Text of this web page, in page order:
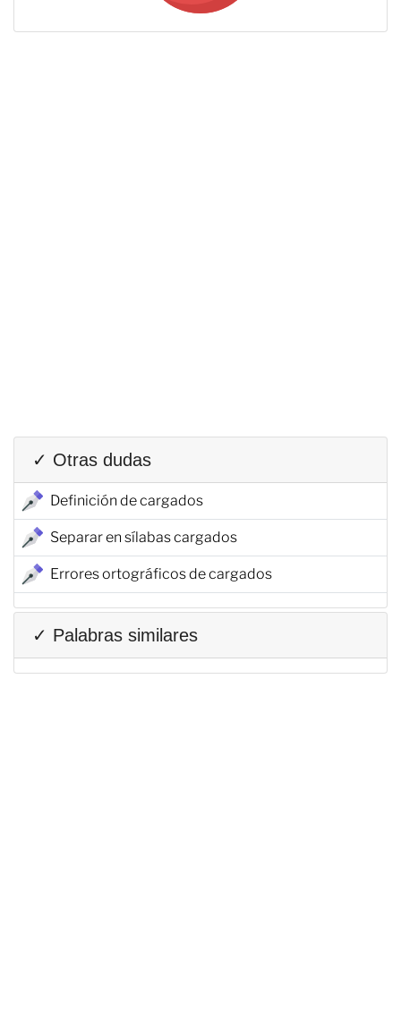
✓ Otras dudas
Definición de cargados
Separar en sílabas cargados
Errores ortográficos de cargados
✓ Palabras similares